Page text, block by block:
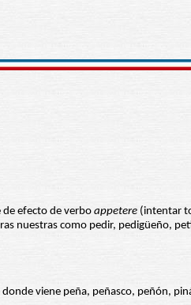
efecto de verboappetere (intentar
nuestras como pedir, pedigüeño,
viene peña, peñasco, peñón,